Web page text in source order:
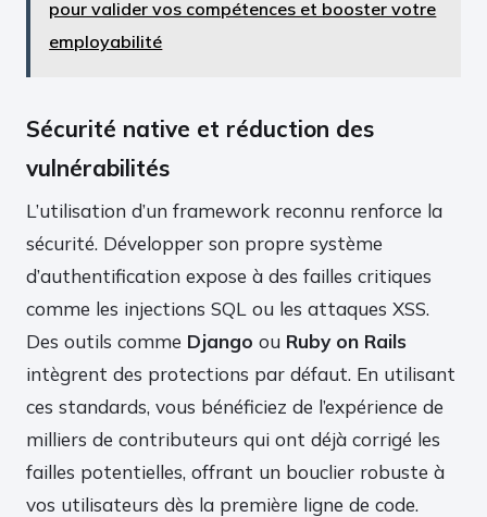
pour valider vos compétences et booster votre
employabilité
Sécurité native et réduction des
vulnérabilités
L’utilisation d’un framework reconnu renforce la
sécurité. Développer son propre système
d’authentification expose à des failles critiques
comme les injections SQL ou les attaques XSS.
Des outils comme Django ou Ruby on Rails
intègrent des protections par défaut. En utilisant
ces standards, vous bénéficiez de l’expérience de
milliers de contributeurs qui ont déjà corrigé les
failles potentielles, offrant un bouclier robuste à
vos utilisateurs dès la première ligne de code.